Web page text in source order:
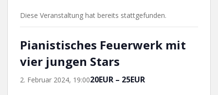
Diese Veranstaltung hat bereits stattgefunden.
Pianistisches Feuerwerk mit
vier jungen Stars
2. Februar 2024, 19:0020EUR – 25EUR